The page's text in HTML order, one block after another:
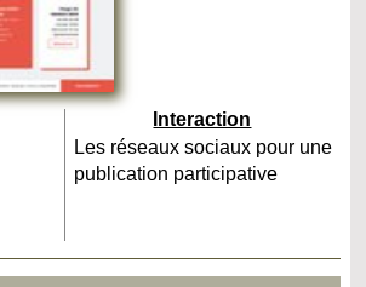
Interaction
Les réseaux sociaux pour une
publication participative